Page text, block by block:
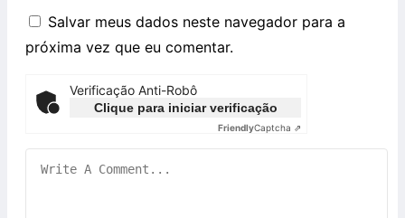
Salvar meus dados neste navegador para a
próxima vez que eu comentar.
Verificação Anti-Robô
Clique para iniciar verificação
FriendlyCaptcha ⇗